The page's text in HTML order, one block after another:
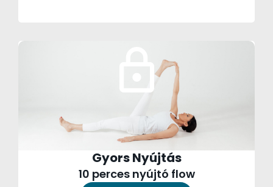
Gyors Nyújtás
10 perces nyújtó flow